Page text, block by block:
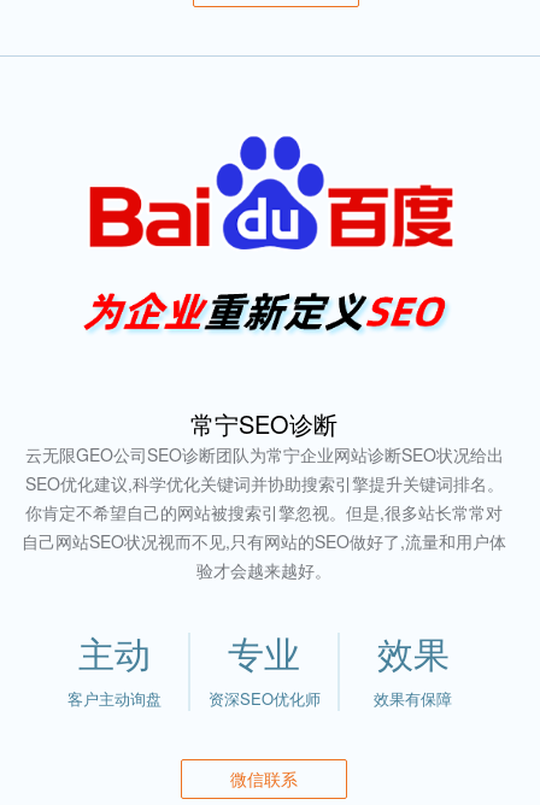
常宁SEO诊断
云无限GEO公司SEO诊断团队为常宁企业网站诊断SEO状况给出
SEO优化建议,科学优化关键词并协助搜索引擎提升关键词排名。
你肯定不希望自己的网站被搜索引擎忽视。但是,很多站长常常对
自己网站SEO状况视而不见,只有网站的SEO做好了,流量和用户体
验才会越来越好。
主动
客户主动询盘
专业
资深SEO优化师
效果
效果有保障
微信联系